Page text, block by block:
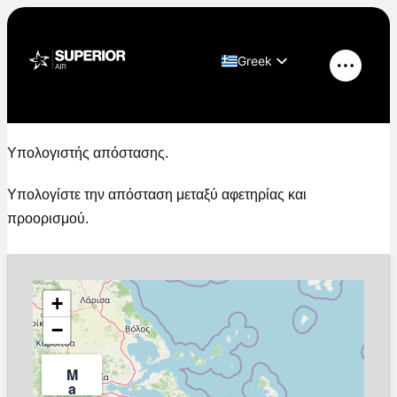
Μετάβαση
περιεχόμενο
Greek
Κύριο
μενού
Υπολογιστής Απόστασης
Υπολογιστής απόστασης.
Υπολογίστε την απόσταση μεταξύ αφετηρίας και
προορισμού.
+
−
M
a